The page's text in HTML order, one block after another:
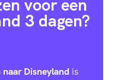
voor een
3 dagen?
Disneyland is